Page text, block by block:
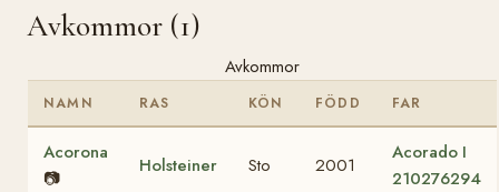
Avkommor (1)
Avkommor
NAMN RAS KÖN FÖDD FAR
Acorona
📷
Holsteiner Sto 2001
Acorado I
210276294